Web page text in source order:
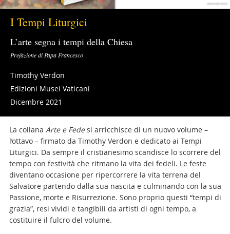
I Tempi Liturgici
L’arte segna i tempi della Chiesa
Prefazione di Papa Francesco
Timothy Verdon
Edizioni Musei Vaticani
Dicembre 2021
La collana Arte e Fedesi arricchisce di un nuovo volume –
l’ottavo – firmato da Timothy Verdon e dedicato ai Tempi
Liturgici. Da sempre il cristianesimo scandisce lo scorrere del
tempo con festività che ritmano la vita dei fedeli. Le feste
diventano occasione per ripercorrere la vita terrena del
Salvatore partendo dalla sua nascita e culminando con la sua
Passione, morte e Risurrezione. Sono proprio questi “tempi di
grazia”, resi vividi e tangibili da artisti di ogni tempo, a
costituire il fulcro del volume.